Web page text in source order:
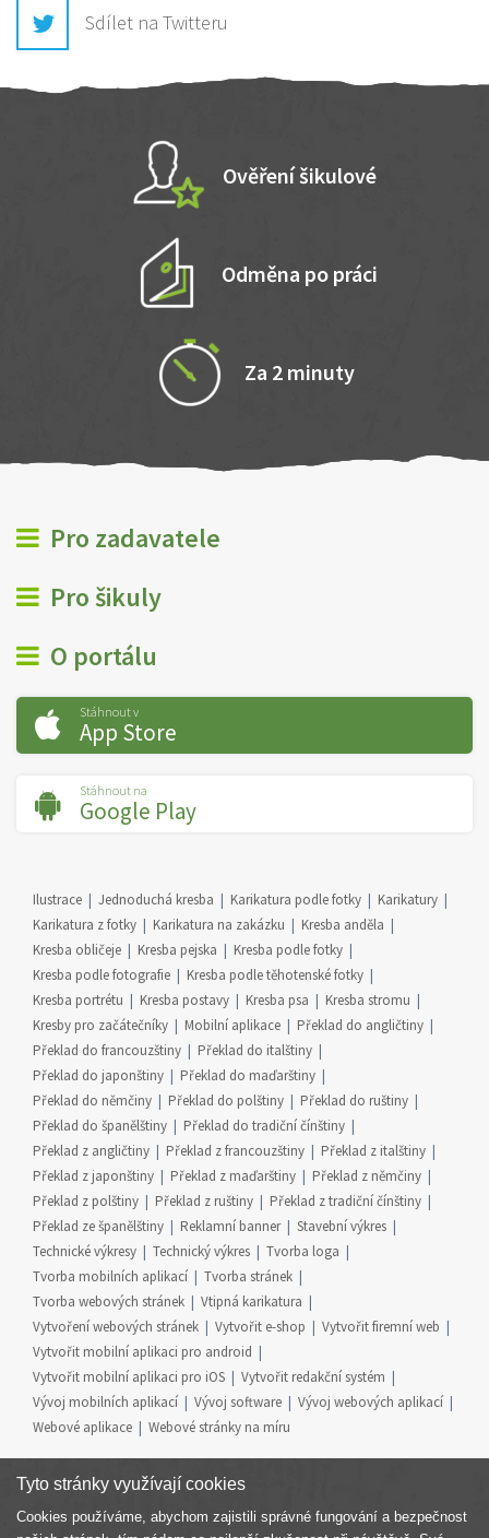
Sdílet na Twitteru
Ověření šikulové
Odměna po práci
Za 2 minuty
Pro zadavatele
Pro šikuly
O portálu
Stáhnout v
App Store
Stáhnout na
Google Play
Ilustrace Jednoduchá kresba Karikatura podle fotky
Karikatury
Karikatura z fotky
Karikatura na zakázku
Kresba anděla
Kresba obličeje
Kresba pejska
Kresba podle fotky
Kresba podle fotografie
Kresba podle těhotenské fotky
Kresba portrétu
Kresba postavy Kresba psa
Kresba stromu
Kresby pro začátečníky
Mobilní aplikace
Překlad do angličtiny
Překlad do francouzštiny
Překlad do italštiny
Překlad do japonštiny
Překlad do maďarštiny
Překlad do němčiny
Překlad do polštiny
Překlad do ruštiny
Překlad do španělštiny
Překlad do tradiční čínštiny
Překlad z angličtiny
Překlad z francouzštiny
Překlad z italštiny
Překlad z japonštiny
Překlad z maďarštiny
Překlad z němčiny
Překlad z polštiny
Překlad z ruštiny
Překlad z tradiční čínštiny
Překlad ze španělštiny
Reklamní banner
Stavební výkres
Technické výkresy
Technický výkres
Tvorba loga
Tvorba mobilních aplikací
Tvorba stránek
Tvorba webových stránek
Vtipná karikatura
Vytvoření webových stránek
Vytvořit e-shop
Vytvořit firemní web
Vytvořit mobilní aplikaci pro android
Vytvořit mobilní aplikaci pro iOS
Vytvořit redakční systém
Vývoj mobilních aplikací
Vývoj software
Vývoj webových aplikací
Webové aplikace
Webové stránky na míru
Tyto stránky využívají cookies
Cookies používáme, abychom zajistili správné fungování a bezpečnost